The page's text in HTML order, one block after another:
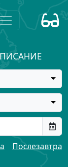
Послезавтра